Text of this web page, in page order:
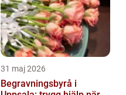
31 maj 2026
Begravningsbyrå i